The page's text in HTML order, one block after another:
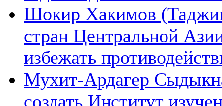
Шокир Хакимов
стран Центральной
избежать
Мухит-Ардагер
создать Институт